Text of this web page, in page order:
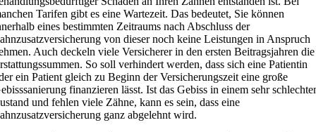
Tarifen gibt es eine Wartezeit. Das bedeutet, Sie können
eines bestimmten Zeitraums nach Abschluss der
von dieser noch keine Leistungen in Anspruch
Auch deckeln viele Versicherer in den ersten Beitragsjahren die
So soll verhindert werden, dass sich eine Patientin
ein Patient gleich zu Beginn der Versicherungszeit eine große
finanzieren lässt. Ist das Gebiss in einem sehr
und fehlen viele Zähne, kann es sein, dass eine
ganz abgelehnt wird.